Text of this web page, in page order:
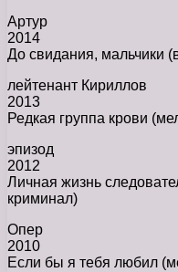
Артур
2014
До свидания, мальчики
лейтенант Кириллов
2013
Редкая группа крови
эпизод
2012
Личная жизнь
криминал)
Опер
2010
Если бы я тебя любил